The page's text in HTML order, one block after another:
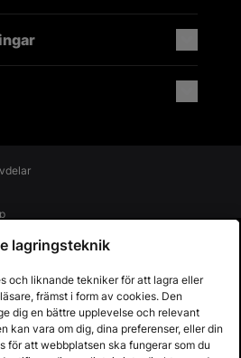
lagringsteknik
och liknande tekniker för att lagra eller
främst i form av cookies. Den
dig en bättre upplevelse och relevant
kan vara om dig, dina preferenser, eller din
för att webbplatsen ska fungerar som du